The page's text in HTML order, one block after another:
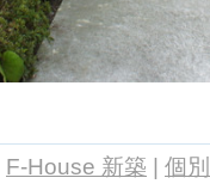
F-House 新築 | 個